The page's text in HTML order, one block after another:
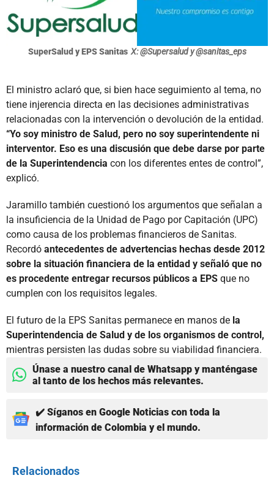
SuperSalud y EPS Sanitas X: @Supersalud y @sanitas_eps
El ministro aclaró que, si bien hace seguimiento al tema, no
tiene injerencia directa en las decisiones administrativas
relacionadas con la intervención o devolución de la entidad.
“Yo soy ministro de Salud, pero no soy superintendente ni
interventor. Eso es una discusión que debe darse por parte
de la Superintendencia con los diferentes entes de control”,
explicó.
Jaramillo también cuestionó los argumentos que señalan a
la insuficiencia de la Unidad de Pago por Capitación (UPC)
como causa de los problemas financieros de Sanitas.
Recordó antecedentes de advertencias hechas desde 2012
sobre la situación financiera de la entidad y señaló que no
es procedente entregar recursos públicos a EPS que no
cumplen con los requisitos legales.
El futuro de la EPS Sanitas permanece en manos de la
Superintendencia de Salud y de los organismos de control,
mientras persisten las dudas sobre su viabilidad financiera.
Únase a nuestro canal de Whatsapp y manténgase
al tanto de los hechos más relevantes.
✔️ Síganos en Google Noticias con toda la
información de Colombia y el mundo.
Relacionados